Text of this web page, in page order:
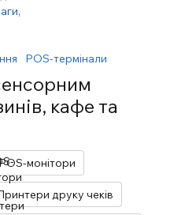
POS-термінали
кафе та
монітори
друку чеків